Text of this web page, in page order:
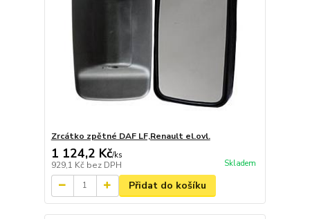
Zrcátko zpětné DAF LF,Renault el.ovl.
1 124,2 Kč/ks
929,1 Kč bez DPH Skladem
Přidat do košíku